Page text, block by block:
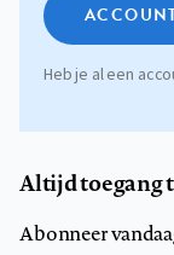
Heb je al een
Altijd toegang
Abonneer